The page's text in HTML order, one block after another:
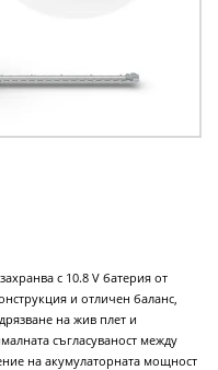
с 10.8 V батерия от
и отличен баланс,
на жив плет и
съгласуваност между
на акумулаторната мощност